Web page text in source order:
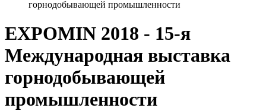
горнодобывающей промышленности
EXPOMIN 2018 - 15-я
Международная выставка
горнодобывающей
промышленности